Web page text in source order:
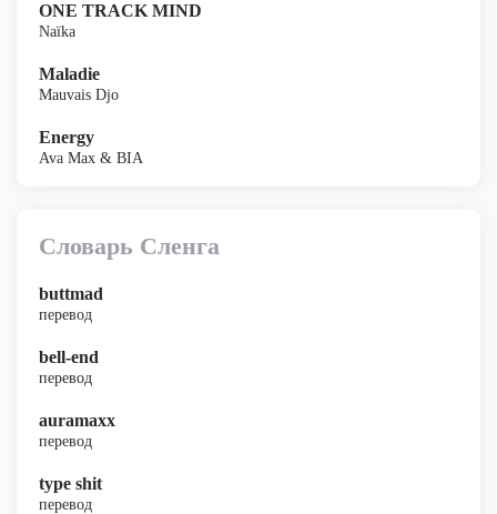
ONE TRACK MIND
Naïka
Maladie
Mauvais Djo
Energy
Ava Max & BIA
Словарь Сленга
buttmad
перевод
bell-end
перевод
auramaxx
перевод
type shit
перевод